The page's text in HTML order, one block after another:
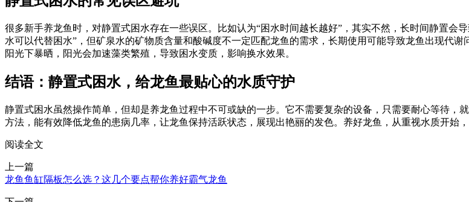
很多新手养龙鱼时，对静置式困水存在一些误区。比如认为“困水时间越长越好”，其实不然，长时间静置会
水可以代替困水”，但矿泉水的矿物质含量和酸碱度不一定匹配龙鱼的需求，长期使用可能导致龙鱼出现代
阳光下暴晒，阳光会加速藻类繁殖，导致困水变质，影响换水效果。
结语：静置式困水，给龙鱼最贴心的水质守护
静置式困水虽然操作简单，但却是养龙鱼过程中不可或缺的一步。它不需要复杂的设备，只需要耐心等待
方法，能有效降低龙鱼的患病几率，让龙鱼保持活跃状态，展现出艳丽的发色。养好龙鱼，从重视水质开始
阅读全文
上一篇
龙鱼鱼缸隔板怎么选？这几个要点帮你养好霸气龙鱼